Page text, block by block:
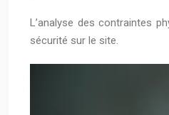
L’analyse des contraintes
sécurité sur le site.